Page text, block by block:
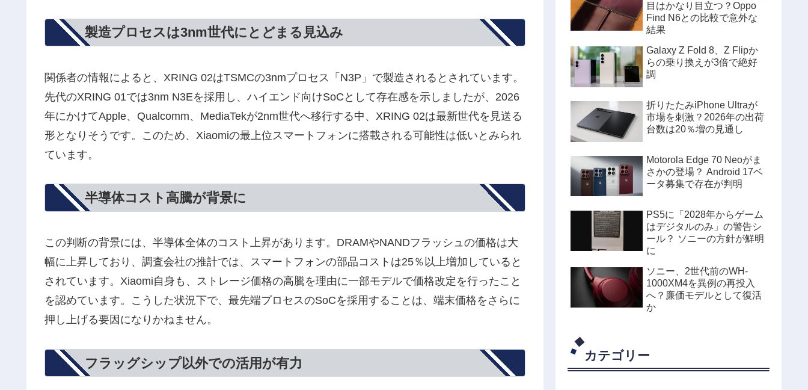
製造プロセスは3nm世代にとどまる見込み
関係者の情報によると、XRING 02はTSMCの3nmプロセス「N3P」で製造されるとされています。
先代のXRING 01では3nm N3Eを採用し、ハイエンド向けSoCとして存在感を示しましたが、2026
年にかけてApple、Qualcomm、MediaTekが2nm世代へ移行する中、XRING 02は最新世代を見送る
形となりそうです。このため、Xiaomiの最上位スマートフォンに搭載される可能性は低いとみられ
ています。
半導体コスト高騰が背景に
この判断の背景には、半導体全体のコスト上昇があります。DRAMやNANDフラッシュの価格は大
幅に上昇しており、調査会社の推計では、スマートフォンの部品コストは25％以上増加していると
されています。Xiaomi自身も、ストレージ価格の高騰を理由に一部モデルで価格改定を行ったこと
を認めています。こうした状況下で、最先端プロセスのSoCを採用することは、端末価格をさらに
押し上げる要因になりかねません。
フラッグシップ以外での活用が有力
目はかなり目立つ？Oppo
Find N6との比較で意外な
結果
Galaxy Z Fold 8、Z Flipか
らの乗り換えが3倍で絶好
調
折りたたみiPhone Ultraが
市場を刺激？2026年の出荷
台数は20％増の見通し
Motorola Edge 70 Neoがま
さかの登場？ Android 17ベ
ータ募集で存在が判明
PS5に「2028年からゲーム
はデジタルのみ」の警告シ
ール？ ソニーの方針が鮮明
に
ソニー、2世代前のWH-
1000XM4を異例の再投入
へ？廉価モデルとして復活
か
カテゴリー